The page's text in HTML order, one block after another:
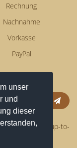
unser
und
dieser
Rechnung
Nachnahme
Vorkasse
PayPal
Sie immer up-to-